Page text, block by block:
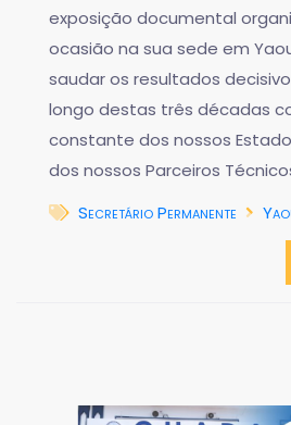
exposição documental
ocasião na sua sede em
saudar os resultados
longo destas três décadas
constante dos nossos
dos nossos Parceiros
Secretário Permanente